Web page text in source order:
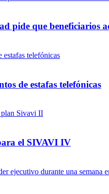
pide que beneficiarios
de estafas telefónicas
el SIVAVI IV